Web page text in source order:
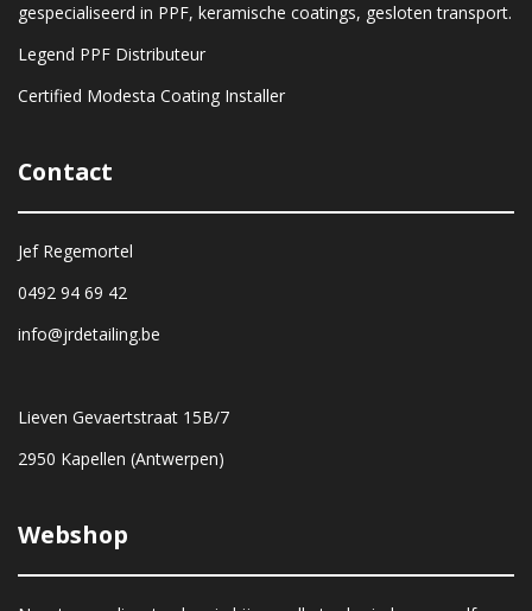
gespecialiseerd in PPF, keramische coatings, gesloten transport.
Legend PPF Distributeur
Certified Modesta Coating Installer
Contact
Jef Regemortel
0492 94 69 42
info@jrdetailing.be
Lieven Gevaertstraat 15B/7
2950 Kapellen (Antwerpen)
Webshop